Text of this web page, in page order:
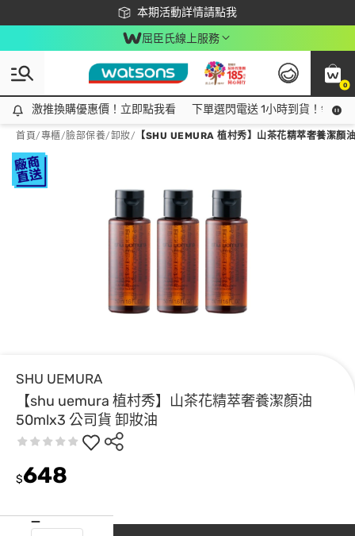
本期活動詳情請點我
下載app最高回饋$350
屈臣氏線上服務
0
激推換購優惠價！立即點我看
激推換購優惠價！立即點我看 下單選閃電送 1小時到貨！領神
首頁/專櫃/臉部保養/卸妝/ 【SHU UEMURA 植村秀】山茶花精萃奢養潔顏
SHU UEMURA
【shu uemura 植村秀】山茶花精萃奢養潔顏油
50mlx3 公司貨 卸妝油
$648